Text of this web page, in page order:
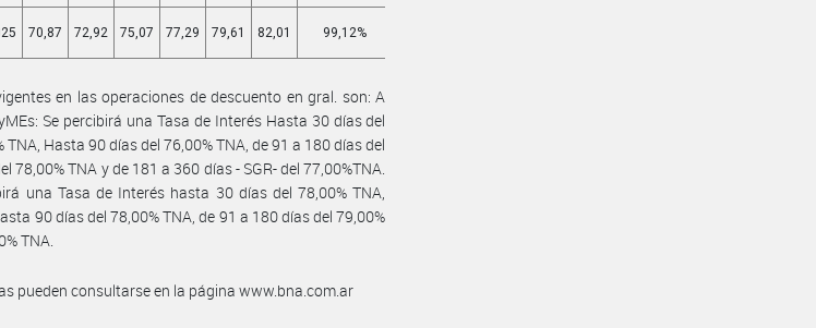
70,87 72,92 75,07 77,29 79,61 82,01 99,12%
en las operaciones de descuento en gral. son: A
Se percibirá una Tasa de Interés Hasta 30 días del
Hasta 90 días del 76,00% TNA, de 91 a 180 días del
78,00% TNA y de 181 a 360 días - SGR- del 77,00%TNA.
una Tasa de Interés hasta 30 días del 78,00% TNA,
90 días del 78,00% TNA, de 91 a 180 días del 79,00%
TNA.
pueden consultarse en la página www.bna.com.ar